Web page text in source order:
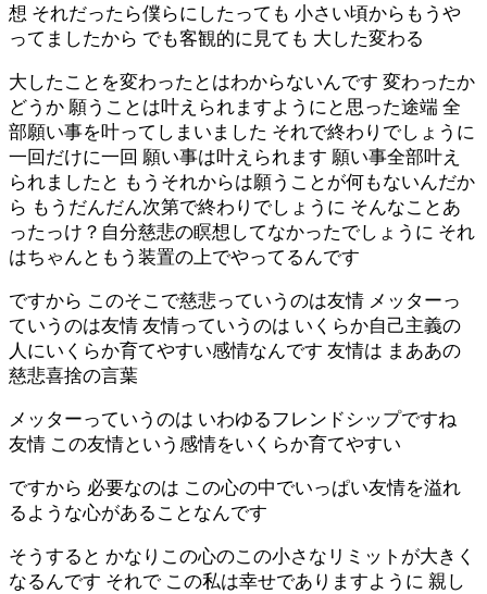
想 それだったら僕らにしたっても 小さい頃からもうや
ってましたから でも客観的に見ても 大した変わる
大したことを変わったとはわからないんです 変わったか
どうか 願うことは叶えられますようにと思った途端 全
部願い事を叶ってしまいました それで終わりでしょうに
一回だけに一回 願い事は叶えられます 願い事全部叶え
られましたと もうそれからは願うことが何もないんだか
ら もうだんだん次第で終わりでしょうに そんなことあ
ったっけ？自分慈悲の瞑想してなかったでしょうに それ
はちゃんともう装置の上でやってるんです
ですから このそこで慈悲っていうのは友情 メッターっ
ていうのは友情 友情っていうのは いくらか自己主義の
人にいくらか育てやすい感情なんです 友情は まああの
慈悲喜捨の言葉
メッターっていうのは いわゆるフレンドシップですね
友情 この友情という感情をいくらか育てやすい
ですから 必要なのは この心の中でいっぱい友情を溢れ
るような心があることなんです
そうすると かなりこの心のこの小さなリミットが大きく
なるんです それで この私は幸せでありますように 親し